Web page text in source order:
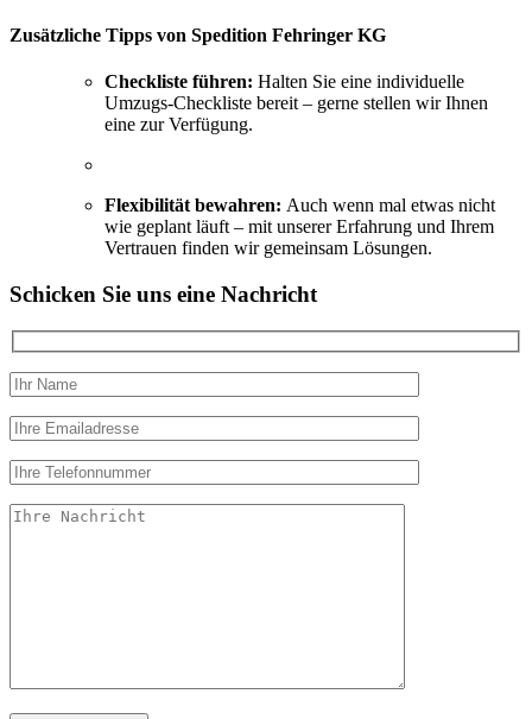
Zusätzliche Tipps von Spedition Fehringer KG
Checkliste führen: Halten Sie eine individuelle
Umzugs-Checkliste bereit – gerne stellen wir Ihnen
eine zur Verfügung.
Flexibilität bewahren: Auch wenn mal etwas nicht
wie geplant läuft – mit unserer Erfahrung und Ihrem
Vertrauen finden wir gemeinsam Lösungen.
Schicken Sie uns eine Nachricht